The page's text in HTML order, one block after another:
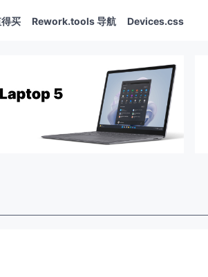
买 Rework.tools 导航 Devices.css